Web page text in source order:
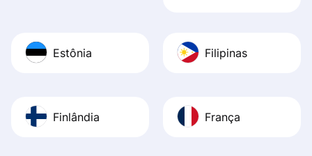
Estônia Filipinas
Finlândia França